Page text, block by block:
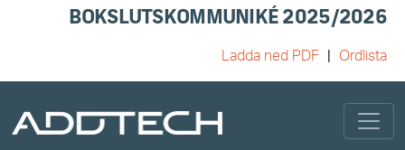
BOKSLUTSKOMMUNIKÉ 2025/2026
Ladda ned PDF Ordlista
Skip to main content